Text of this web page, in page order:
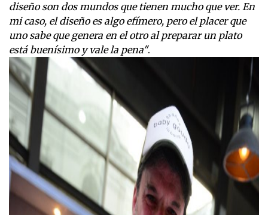
diseño son dos mundos que tienen mucho que ver. En
mi caso, el diseño es algo efímero, pero el placer que
uno sabe que genera en el otro al preparar un plato
está buenísimo y vale la pena".